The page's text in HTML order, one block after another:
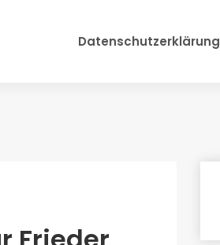
Datenschutzerklärung